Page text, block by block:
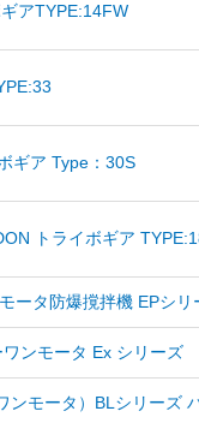
アTYPE:14FW
ギア Type：30S
トライボギア
ータ防爆撹拌機 EPシリ
ンモータ Ex シリーズ
ンモータ）BLシリーズ